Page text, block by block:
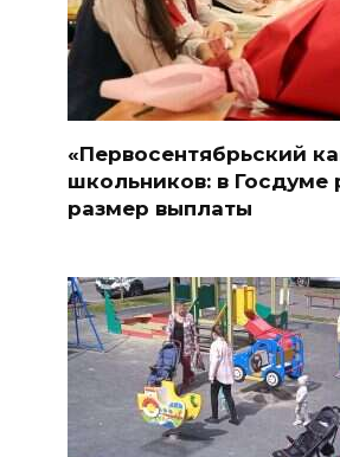
«Первосентябрьский
школьников: в Госдуме
размер выплаты